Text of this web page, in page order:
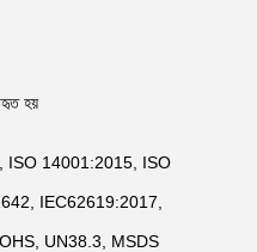
হয়
ISO 14001:2015, ISO
IEC62619:2017,
UN38.3, MSDS